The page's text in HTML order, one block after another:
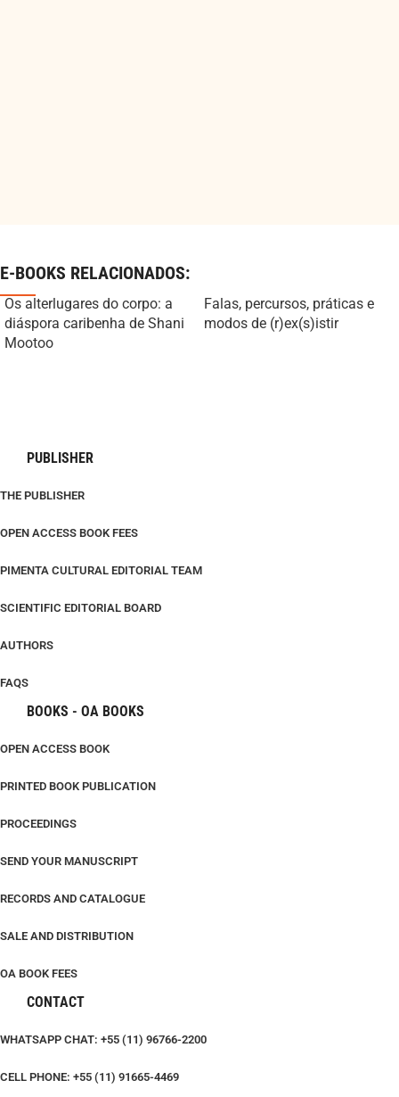
E-BOOKS RELACIONADOS:
Os alterlugares do corpo: a
diáspora caribenha de Shani
Mootoo
Falas, percursos, práticas e
modos de (r)ex(s)istir
PUBLISHER
THE PUBLISHER
OPEN ACCESS BOOK FEES
PIMENTA CULTURAL EDITORIAL TEAM
SCIENTIFIC EDITORIAL BOARD
AUTHORS
FAQS
BOOKS - OA BOOKS
OPEN ACCESS BOOK
PRINTED BOOK PUBLICATION
PROCEEDINGS
SEND YOUR MANUSCRIPT
RECORDS AND CATALOGUE
SALE AND DISTRIBUTION
OA BOOK FEES
CONTACT
WHATSAPP CHAT: +55 (11) 96766-2200
CELL PHONE: +55 (11) 91665-4469